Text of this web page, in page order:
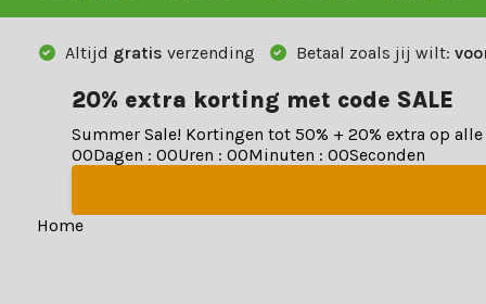
Altijd gratis verzending Betaal zoals jij wilt:
20% extra korting met code SALE
Summer Sale! Kortingen tot 50% + 20% extra op
00Dagen : 00Uren : 00Minuten : 00Seconden
Home